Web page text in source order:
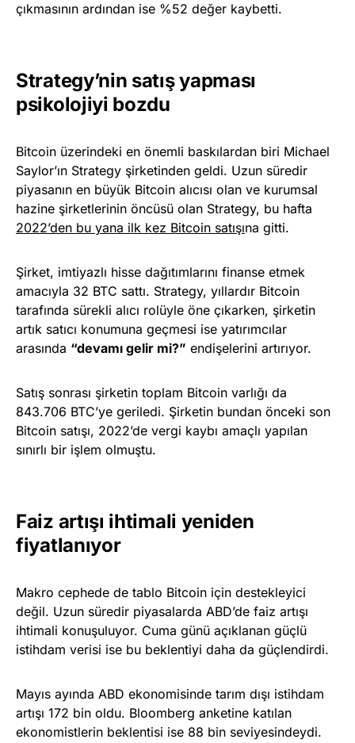
çıkmasının ardından ise %52 değer kaybetti.
Strategy’nin satış yapması
psikolojiyi bozdu
Bitcoin üzerindeki en önemli baskılardan biri Michael
Saylor’ın Strategy şirketinden geldi. Uzun süredir
piyasanın en büyük Bitcoin alıcısı olan ve kurumsal
hazine şirketlerinin öncüsü olan Strategy, bu hafta
2022’den bu yana ilk kez Bitcoin satışına gitti.
Şirket, imtiyazlı hisse dağıtımlarını finanse etmek
amacıyla 32 BTC sattı. Strategy, yıllardır Bitcoin
tarafında sürekli alıcı rolüyle öne çıkarken, şirketin
artık satıcı konumuna geçmesi ise yatırımcılar
arasında “devamı gelir mi?” endişelerini artırıyor.
Satış sonrası şirketin toplam Bitcoin varlığı da
843.706 BTC’ye geriledi. Şirketin bundan önceki son
Bitcoin satışı, 2022’de vergi kaybı amaçlı yapılan
sınırlı bir işlem olmuştu.
Faiz artışı ihtimali yeniden
fiyatlanıyor
Makro cephede de tablo Bitcoin için destekleyici
değil. Uzun süredir piyasalarda ABD’de faiz artışı
ihtimali konuşuluyor. Cuma günü açıklanan güçlü
istihdam verisi ise bu beklentiyi daha da güçlendirdi.
Mayıs ayında ABD ekonomisinde tarım dışı istihdam
artışı 172 bin oldu. Bloomberg anketine katılan
ekonomistlerin beklentisi ise 88 bin seviyesindeydi.